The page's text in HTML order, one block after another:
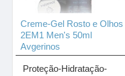
Creme-Gel Rosto e Olhos
2EM1 Men's 50ml
Avgerinos
Proteção-Hidratação-